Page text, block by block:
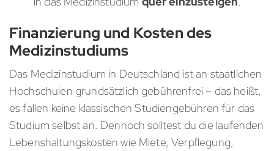
Finanzierung und Kosten des
Medizinstudiums
Das Medizinstudium in Deutschland ist an staatlichen
Hochschulen grundsätzlich gebührenfrei – das heißt,
es fallen keine klassischen Studiengebühren für das
Studium selbst an. Dennoch solltest du die laufenden
Lebenshaltungskosten wie Miete, Verpflegung,